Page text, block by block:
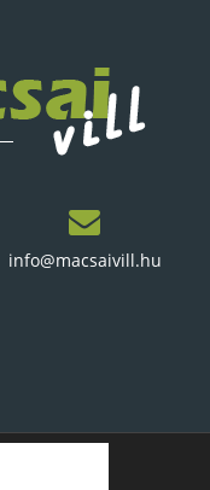
info@macsaivill.hu